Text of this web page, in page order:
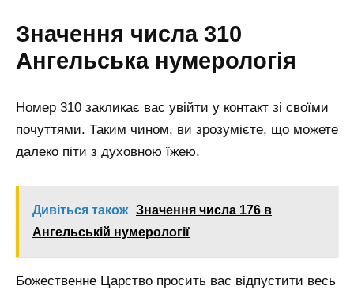
Значення числа 310
Ангельська нумерологія
Номер 310 закликає вас увійти у контакт зі своїми
почуттями. Таким чином, ви зрозумієте, що можете
далеко піти з духовною їжею.
Дивіться також Значення числа 176 в
Ангельській нумерології
Божественне Царство просить вас відпустити весь